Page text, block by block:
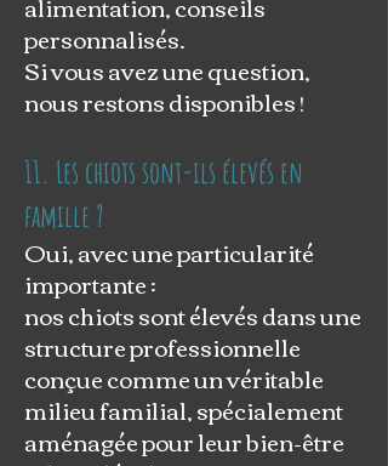
personnalisés.
Si vous avez une question,
nous restons disponibles !
11. Les chiots sont-ils élevés en
famille ?
Oui, avec une particularité
importante :
nos chiots sont élevés dans une
structure professionnelle
conçue comme un véritable
milieu familial, spécialement
aménagée pour leur bien-être